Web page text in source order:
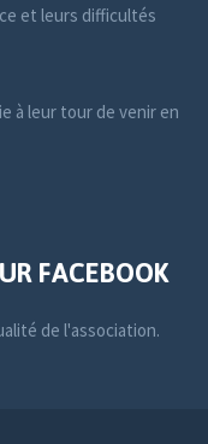
et leurs difficultés
à leur tour de venir en
FACEBOOK
de l'association.